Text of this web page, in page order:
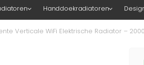
Handdoekradiatoren
Verticale WiFi Elektrische Radiator –